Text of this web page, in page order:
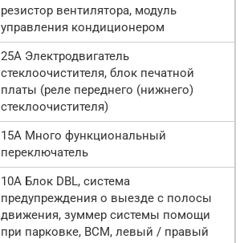
резистор вентилятора, модуль
управления кондиционером
25А Электродвигатель
стеклоочистителя, блок печатной
платы (реле переднего (нижнего)
стеклоочистителя)
15А Много функциональный
переключатель
10А Блок DBL, система
предупреждения о выезде с полосы
движения, зуммер системы помощи
при парковке, BCM, левый / правый